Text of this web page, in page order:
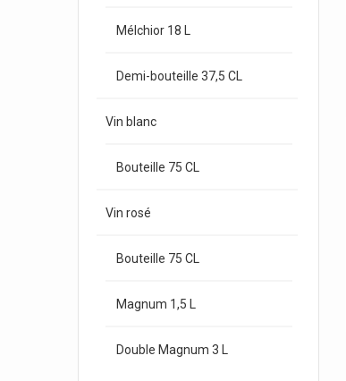
Mélchior 18 L
Demi-bouteille 37,5 CL
Vin blanc
Bouteille 75 CL
Vin rosé
Bouteille 75 CL
Magnum 1,5 L
Double Magnum 3 L